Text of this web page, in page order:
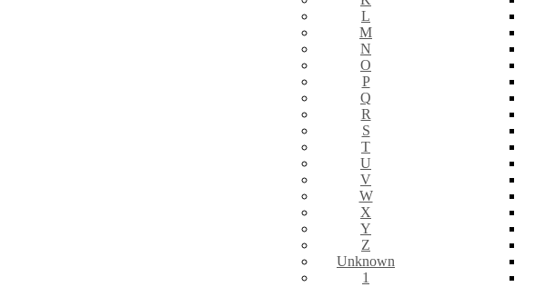
L
M
N
O
P
Q
R
S
T
U
V
W
X
Y
Z
Unknown
1